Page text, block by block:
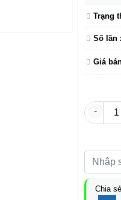
Trạng
Số lần
Giá
-
Chia